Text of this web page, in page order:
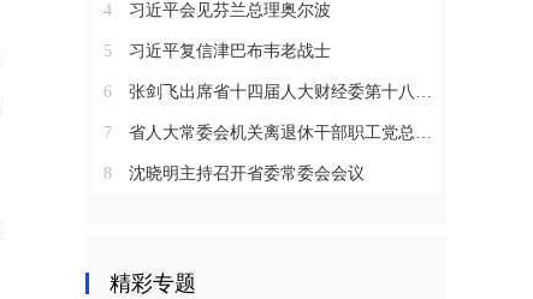
4 习近平会见芬兰总理奥尔波
5 习近平复信津巴布韦老战士
6 张剑飞出席省十四届人大财经委第十八次全体会议
7 省人大常委会机关离退休干部职工党总支召开2025年度总结表彰大会
8 沈晓明主持召开省委常委会会议
精彩专题